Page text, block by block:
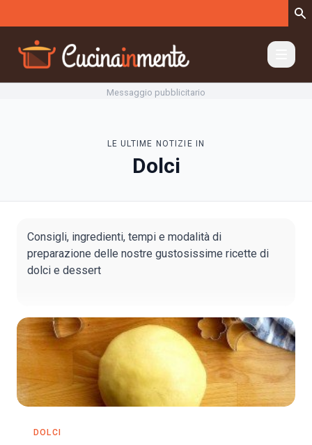
Messaggio pubblicitario
LE ULTIME NOTIZIE IN
Dolci
Consigli, ingredienti, tempi e modalità di
preparazione delle nostre gustosissime ricette di
dolci e dessert
DOLCI